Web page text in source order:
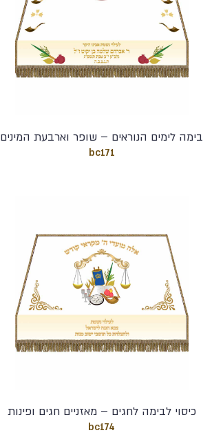
בימה לימים הנוראים – שופר וארבעת המינים
bc171
כיסוי לבימה לחגים – מאזניים חגים ופינות
bc174